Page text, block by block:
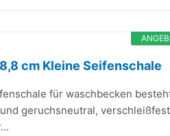
cm Kleine Seifenschale
für waschbecken
geruchsneutral, verschleißfest